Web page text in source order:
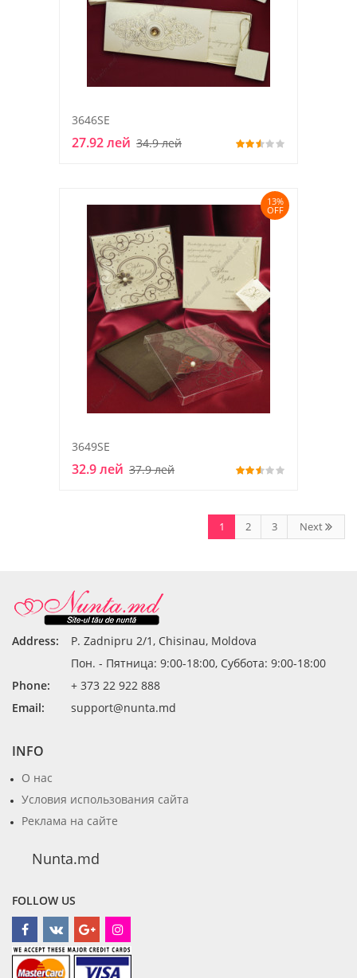
3646SE
27.92 лей 34.9 лей
13%
OFF
3649SE
32.9 лей 37.9 лей
1 2 3 Next
Address:
P. Zadnipru 2/1, Chisinau, Moldova
Пон. - Пятница: 9:00-18:00, Суббота: 9:00-18:00
Phone:
+ 373 22 922 888
Email:
support@nunta.md
INFO
О нас
Условия использования сайта
Реклама на сайте
Nunta.md
FOLLOW US